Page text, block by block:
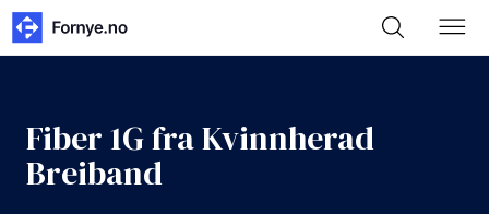
Fiber 1G fra Kvinnherad
Breiband